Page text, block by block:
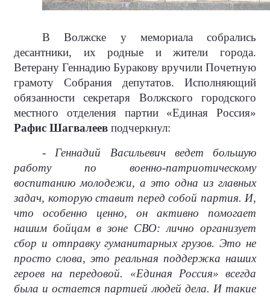
В Волжске у мемориала собрались
десантники, их родные и жители города.
Ветерану Геннадию Буракову вручили Почетную
грамоту Собрания депутатов. Исполняющий
обязанности секретаря Волжского городского
местного отделения партии «Единая Россия»
Рафис Шагвалеев подчеркнул:
- Геннадий Васильевич ведет большую
работу по военно-патриотическому
воспитанию молодежи, а это одна из главных
задач, которую ставит перед собой партия. И,
что особенно ценно, он активно помогает
нашим бойцам в зоне СВО: лично организует
сбор и отправку гуманитарных грузов. Это не
просто слова, это реальная поддержка наших
героев на передовой. «Единая Россия» всегда
была и остается партией людей дела. И такие